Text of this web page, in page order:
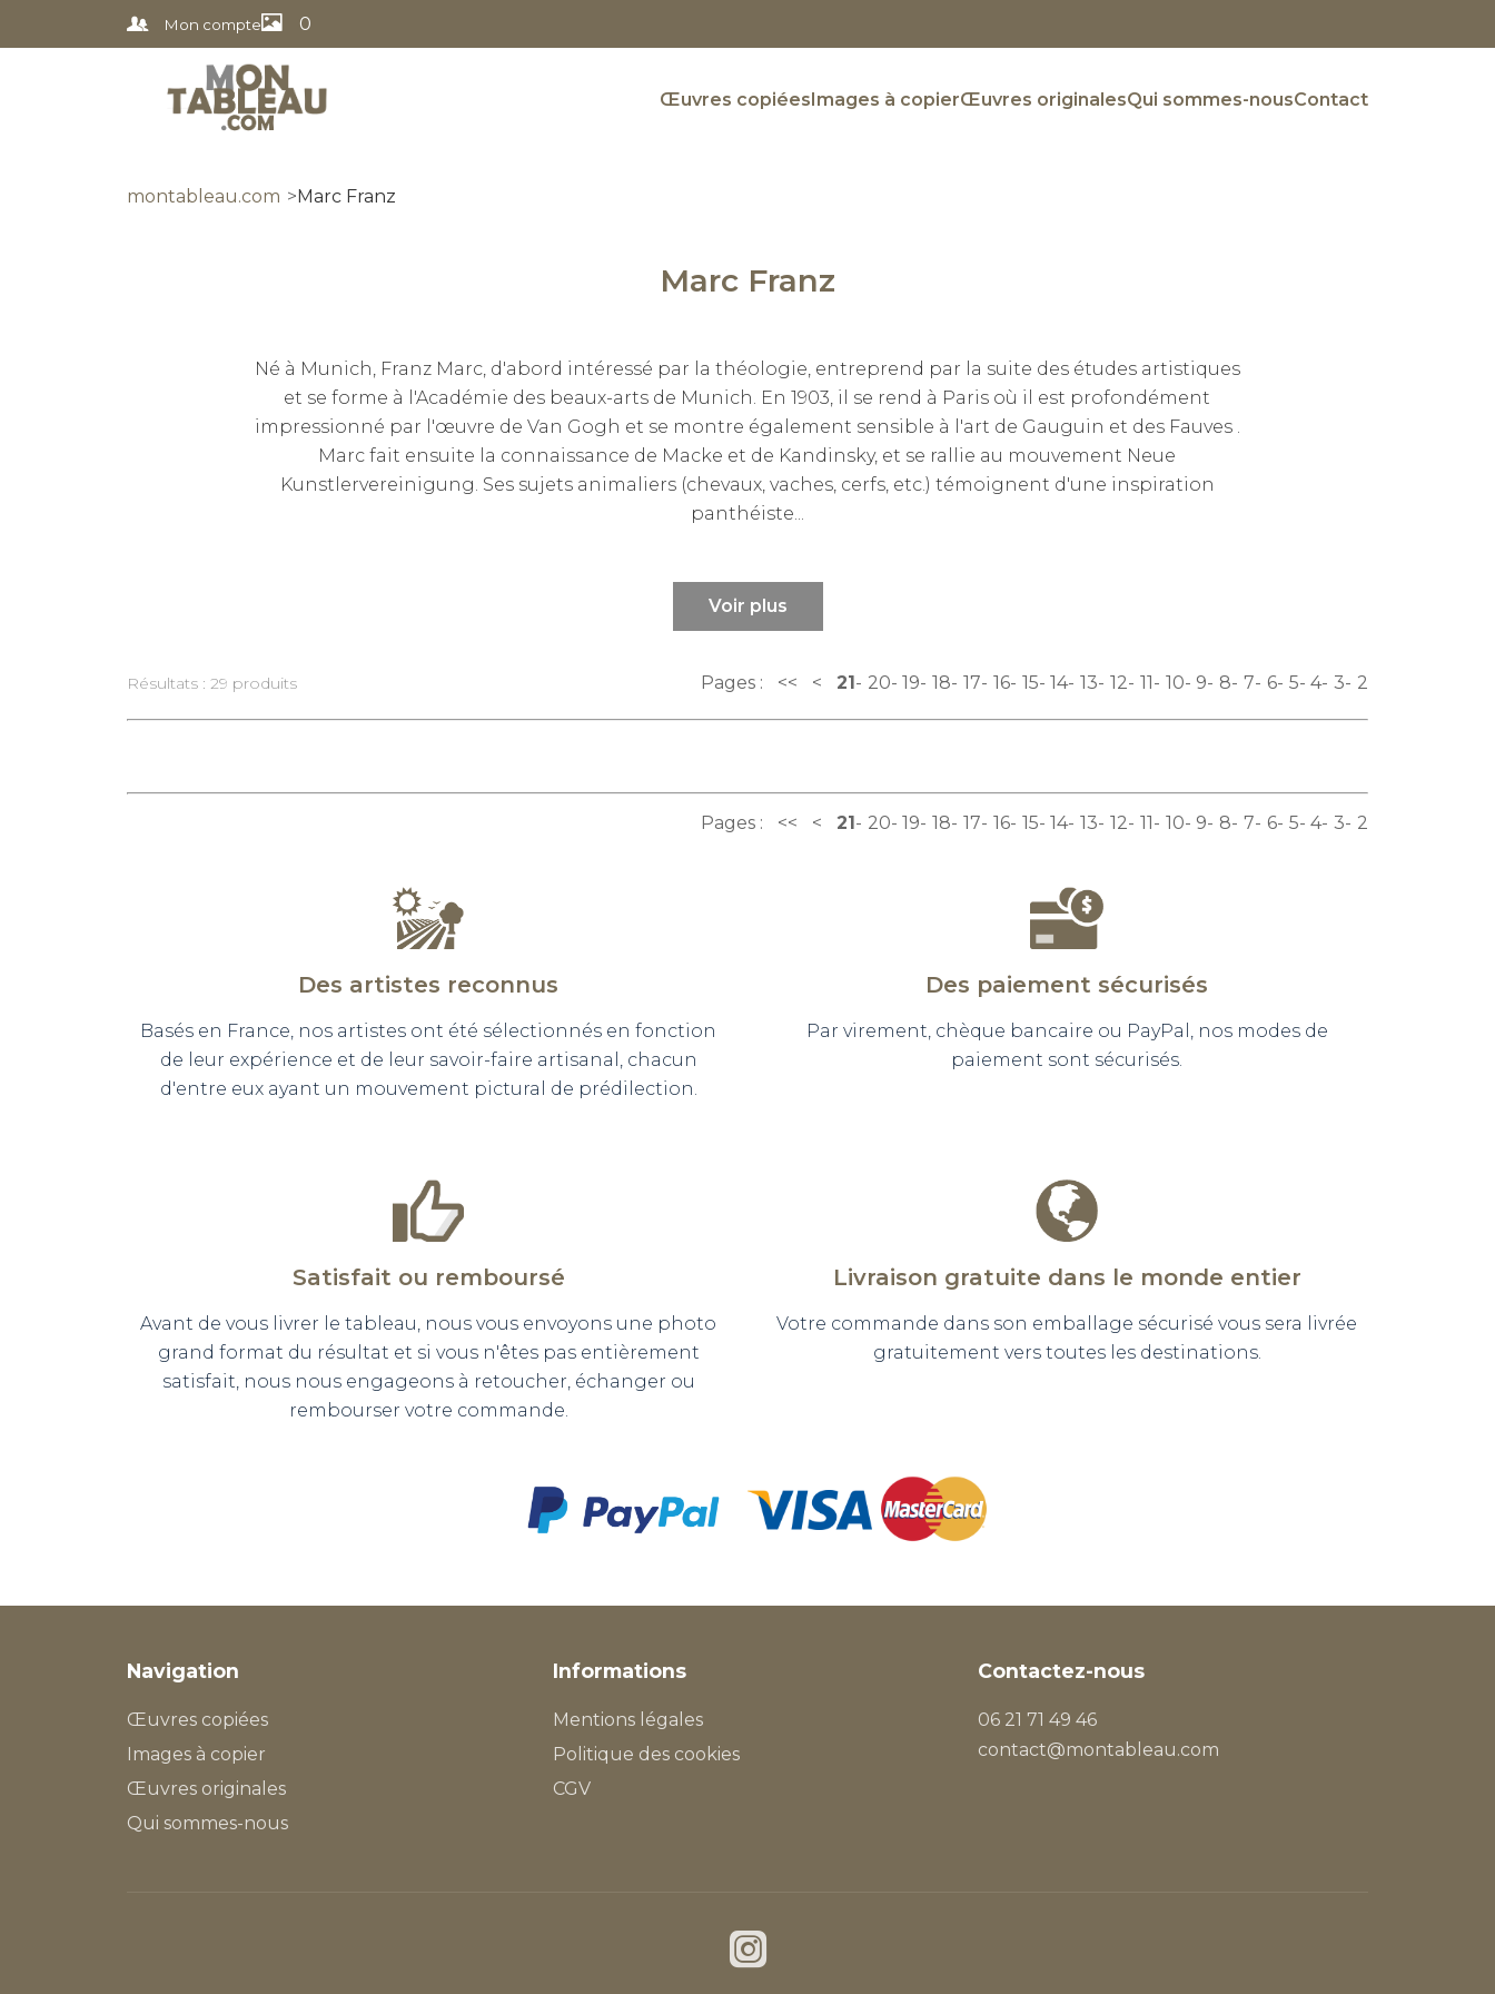
Mon compte 0
Œuvres copiéesImages à copierŒuvres originalesQui sommes-nousContact
montableau.com Marc Franz
Marc Franz
Né à Munich, Franz Marc, d'abord intéressé par la théologie, entreprend par la suite des études artistiques
et se forme à l'Académie des beaux-arts de Munich. En 1903, il se rend à Paris où il est profondément
impressionné par l'œuvre de Van Gogh et se montre également sensible à l'art de Gauguin et des Fauves .
Marc fait ensuite la connaissance de Macke et de Kandinsky, et se rallie au mouvement Neue
Kunstlervereinigung. Ses sujets animaliers (chevaux, vaches, cerfs, etc.) témoignent d'une inspiration
panthéiste...
Voir plus
Résultats : 29 produits Pages : << < 21 20 19 18 17 16 15 14 13 12 11 10 9 8 7 6 5 4 3 2
Pages : << < 21 20 19 18 17 16 15 14 13 12 11 10 9 8 7 6 5 4 3 2
Des artistes reconnus
Basés en France, nos artistes ont été sélectionnés en fonction
de leur expérience et de leur savoir-faire artisanal, chacun
d'entre eux ayant un mouvement pictural de prédilection.
Des paiement sécurisés
Par virement, chèque bancaire ou PayPal, nos modes de
paiement sont sécurisés.
Satisfait ou remboursé
Avant de vous livrer le tableau, nous vous envoyons une photo
grand format du résultat et si vous n'êtes pas entièrement
satisfait, nous nous engageons à retoucher, échanger ou
rembourser votre commande.
Livraison gratuite dans le monde entier
Votre commande dans son emballage sécurisé vous sera livrée
gratuitement vers toutes les destinations.
Navigation
Œuvres copiées
Images à copier
Œuvres originales
Qui sommes-nous
Informations
Mentions légales
Politique des cookies
CGV
Contactez-nous
06 21 71 49 46
contact@montableau.com